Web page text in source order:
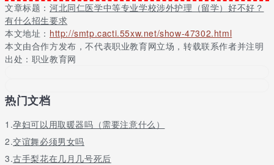
学 费：电询
招生人数：
颁发证书：本硕连读
轻信不明身份者，以免上当受骗！
文章标题： 河北同仁医学中等专业学校涉外护理（留学）好不好？
有什么招生要求
本文地址： http://smtp.cacti.55xw.net/show-47302.html
本文由合作方发布，不代表职业教育网立场，转载联系作者并注明
出处：职业教育网
热门文档
1.孕妇可以用取暖器吗（需要注意什么）
2.交谊舞必须男女吗
3.古手梨花在几月几号死后